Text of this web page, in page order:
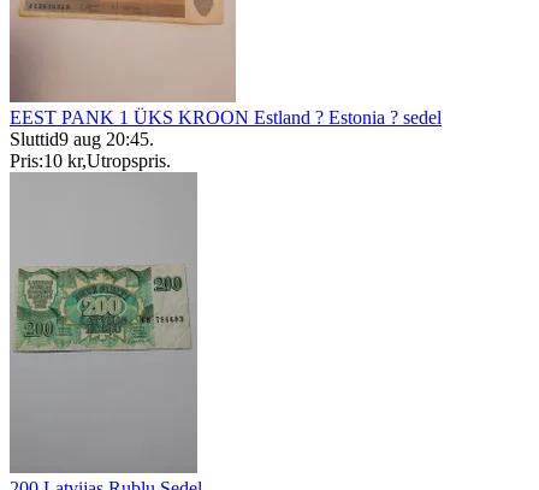
EEST PANK 1 ÜKS KROON Estland ? Estonia ? sedel
Sluttid9 aug 20:45.
Pris:10 kr,Utropspris.